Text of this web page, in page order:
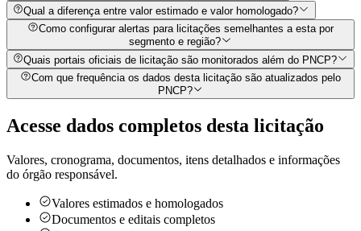
Qual a diferença entre valor estimado e valor homologado?
Como configurar alertas para licitações semelhantes a esta por
segmento e região?
Quais portais oficiais de licitação são monitorados além do PNCP?
Com que frequência os dados desta licitação são atualizados pelo
PNCP?
Acesse dados completos desta licitação
Valores, cronograma, documentos, itens detalhados e informações
do órgão responsável.
Valores estimados e homologados
Documentos e editais completos